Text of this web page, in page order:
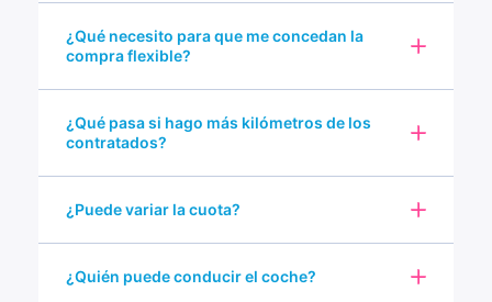
¿Qué necesito para que me concedan la
compra flexible?
¿Qué pasa si hago más kilómetros de los
contratados?
¿Puede variar la cuota?
¿Quién puede conducir el coche?